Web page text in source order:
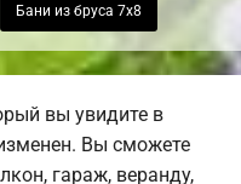
Бани из бруса 7х8
вы увидите в
Вы сможете
гараж, веранду,